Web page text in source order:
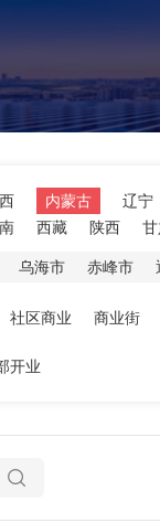
内蒙古 辽宁
西藏 陕西
乌海市 赤峰市
社区商业 商业街
开业